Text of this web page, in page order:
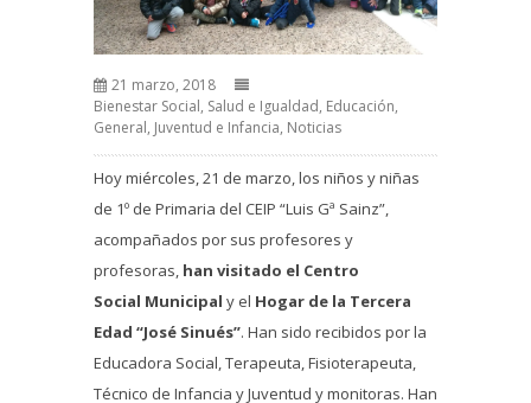
21 marzo, 2018
Bienestar Social, Salud e Igualdad, Educación,
General, Juventud e Infancia, Noticias
Hoy miércoles, 21 de marzo, los niños y niñas
de 1º de Primaria del CEIP “Luis Gª Sainz”,
acompañados por sus profesores y
profesoras, han visitado el Centro
Social Municipal y el Hogar de la Tercera
Edad “José Sinués”. Han sido recibidos por la
Educadora Social, Terapeuta, Fisioterapeuta,
Técnico de Infancia y Juventud y monitoras. Han